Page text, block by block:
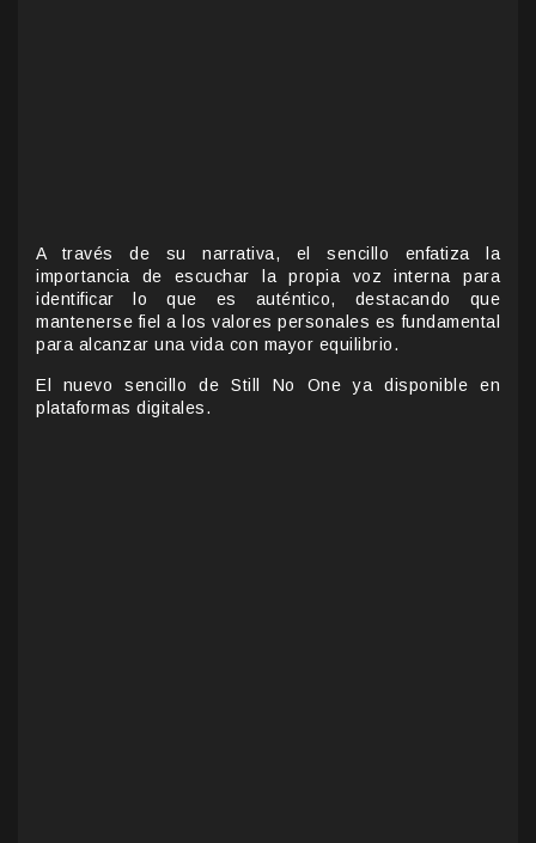
A través de su narrativa, el sencillo enfatiza la
importancia de escuchar la propia voz interna para
identificar lo que es auténtico, destacando que
mantenerse fiel a los valores personales es fundamental
para alcanzar una vida con mayor equilibrio.
El nuevo sencillo de Still No One ya disponible en
plataformas digitales.